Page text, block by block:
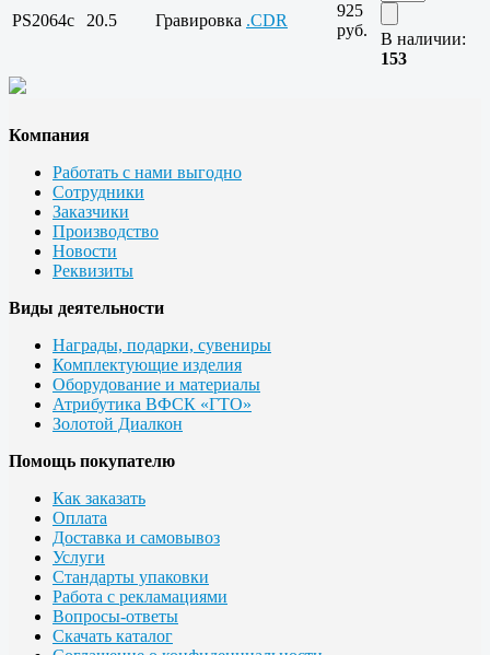
PS2064c 20.5 Гравировка .CDR
925
руб.
В наличии:
153
Компания
Работать с нами выгодно
Сотрудники
Заказчики
Производство
Новости
Реквизиты
Виды деятельности
Награды, подарки, сувениры
Комплектующие изделия
Оборудование и материалы
Атрибутика ВФСК «ГТО»
Золотой Диалкон
Помощь покупателю
Как заказать
Оплата
Доставка и самовывоз
Услуги
Стандарты упаковки
Работа с рекламациями
Вопросы-ответы
Скачать каталог